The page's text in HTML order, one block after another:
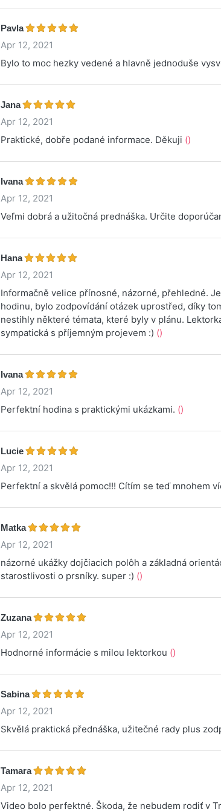
Pavla
Apr 12, 2021
Bylo to moc hezky vedené a hlavně jednoduše
Jana
Apr 12, 2021
Praktické, dobře podané informace. Děkuji ()
Ivana
Apr 12, 2021
Veľmi dobrá a užitočná prednáška. Určite
Hana
Apr 12, 2021
Informačně velice přínosné, názorné, přehledné.
hodinu, bylo zodpovídání otázek uprostřed, díky
nestihly některé témata, které byly v plánu.
sympatická s příjemným projevem :) ()
Ivana
Apr 12, 2021
Perfektní hodina s praktickými ukázkami. ()
Lucie
Apr 12, 2021
Perfektní a skvělá pomoc!!! Cítím se teď mnohem
Matka
Apr 12, 2021
názorné ukážky dojčiacich polôh a základná
starostlivosti o prsníky. super :) ()
Zuzana
Apr 12, 2021
Hodnorné informácie s milou lektorkou ()
Sabina
Apr 12, 2021
Skvělá praktická přednáška, užitečné rady plus
Tamara
Apr 12, 2021
Video bolo perfektné. Škoda, že nebudem rodiť v